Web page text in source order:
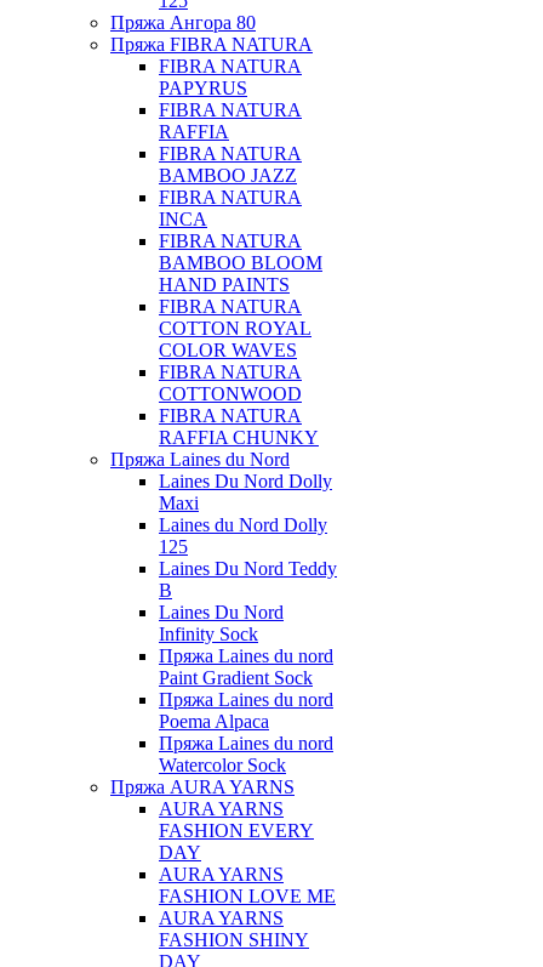
Пряжа Ангора 80
Пряжа FIBRA NATURA
FIBRA NATURA
PAPYRUS
FIBRA NATURA
RAFFIA
FIBRA NATURA
BAMBOO JAZZ
FIBRA NATURA
INCA
FIBRA NATURA
BAMBOO BLOOM
HAND PAINTS
FIBRA NATURA
COTTON ROYAL
COLOR WAVES
FIBRA NATURA
COTTONWOOD
FIBRA NATURA
RAFFIA CHUNKY
Пряжа Laines du Nord
Laines Du Nord Dolly
Maxi
Laines du Nord Dolly
125
Laines Du Nord Teddy
B
Laines Du Nord
Infinity Sock
Пряжа Laines du nord
Paint Gradient Sock
Пряжа Laines du nord
Poema Alpaca
Пряжа Laines du nord
Watercolor Sock
Пряжа AURA YARNS
AURA YARNS
FASHION EVERY
DAY
AURA YARNS
FASHION LOVE ME
AURA YARNS
FASHION SHINY
DAY